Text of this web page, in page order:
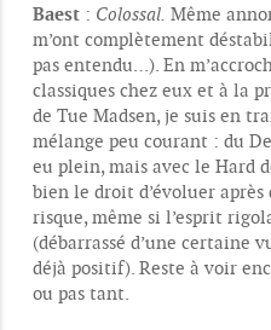
Baest : Colossal. Même
m’ont complètement
pas entendu…). En
classiques chez eux et à la
de Tue Madsen, je suis en
mélange peu courant : du
eu plein, mais avec le Hard
bien le droit d’évoluer
risque, même si l’esprit
(débarrassé d’une certaine
déjà positif). Reste à voir
ou pas tant.